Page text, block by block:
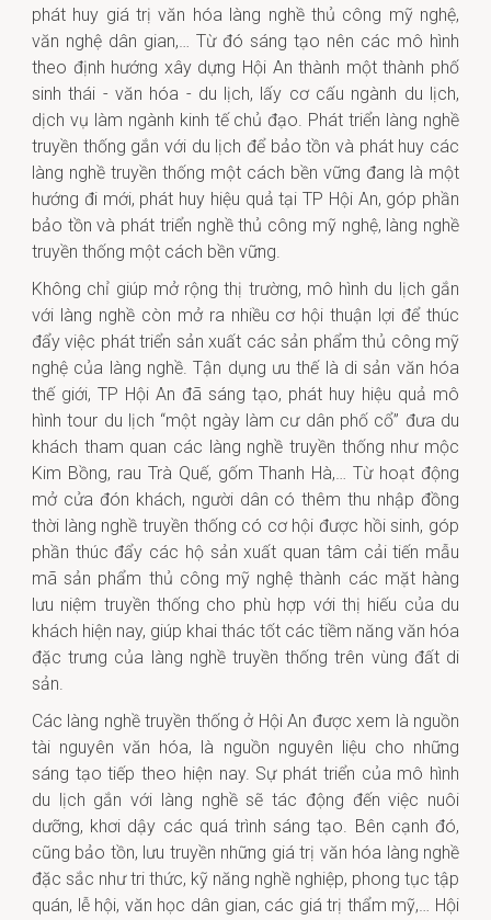
phát huy giá trị văn hóa làng nghề thủ công mỹ nghệ,
văn nghệ dân gian,… Từ đó sáng tạo nên các mô hình
theo định hướng xây dựng Hội An thành một thành phố
sinh thái - văn hóa - du lịch, lấy cơ cấu ngành du lịch,
dịch vụ làm ngành kinh tế chủ đạo. Phát triển làng nghề
truyền thống gắn với du lịch để bảo tồn và phát huy các
làng nghề truyền thống một cách bền vững đang là một
hướng đi mới, phát huy hiệu quả tại TP Hội An, góp phần
bảo tồn và phát triển nghề thủ công mỹ nghệ, làng nghề
truyền thống một cách bền vững.
Không chỉ giúp mở rộng thị trường, mô hình du lịch gắn
với làng nghề còn mở ra nhiều cơ hội thuận lợi để thúc
đẩy việc phát triển sản xuất các sản phẩm thủ công mỹ
nghệ của làng nghề. Tận dụng ưu thế là di sản văn hóa
thế giới, TP Hội An đã sáng tạo, phát huy hiệu quả mô
hình tour du lịch “một ngày làm cư dân phố cổ” đưa du
khách tham quan các làng nghề truyền thống như mộc
Kim Bồng, rau Trà Quế, gốm Thanh Hà,… Từ hoạt động
mở cửa đón khách, người dân có thêm thu nhập đồng
thời làng nghề truyền thống có cơ hội được hồi sinh, góp
phần thúc đẩy các hộ sản xuất quan tâm cải tiến mẫu
mã sản phẩm thủ công mỹ nghệ thành các mặt hàng
lưu niệm truyền thống cho phù hợp với thị hiếu của du
khách hiện nay, giúp khai thác tốt các tiềm năng văn hóa
đặc trưng của làng nghề truyền thống trên vùng đất di
sản.
Các làng nghề truyền thống ở Hội An được xem là nguồn
tài nguyên văn hóa, là nguồn nguyên liệu cho những
sáng tạo tiếp theo hiện nay. Sự phát triển của mô hình
du lịch gắn với làng nghề sẽ tác động đến việc nuôi
dưỡng, khơi dậy các quá trình sáng tạo. Bên cạnh đó,
cũng bảo tồn, lưu truyền những giá trị văn hóa làng nghề
đặc sắc như tri thức, kỹ năng nghề nghiệp, phong tục tập
quán, lễ hội, văn học dân gian, các giá trị thẩm mỹ,… Hội